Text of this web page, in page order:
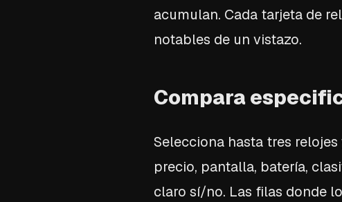
acumulan. Cada tarjeta de
notables de un vistazo.
Compara
Selecciona hasta tres
precio, pantalla, batería,
claro sí/no. Las filas donde